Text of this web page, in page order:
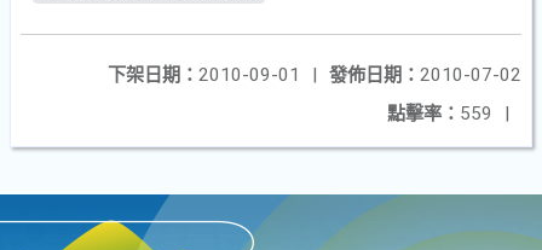
發佈日期： 2010-07-02
下架日期： 2010-09-01
|
點擊率： 559 |